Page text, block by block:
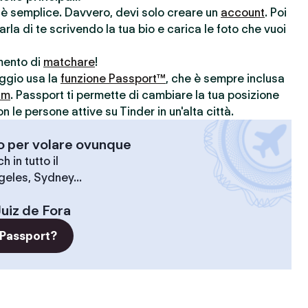
semplice. Davvero, devi solo creare un account. Poi
di te scrivendo la tua bio e carica le foto che vuoi
di matchare!
usa la funzione Passport™, che è sempre inclusa
. Passport ti permette di cambiare la tua posizione
le persone attive su Tinder in un'alta città.
per volare ovunque
in tutto il
Sydney...
de Fora